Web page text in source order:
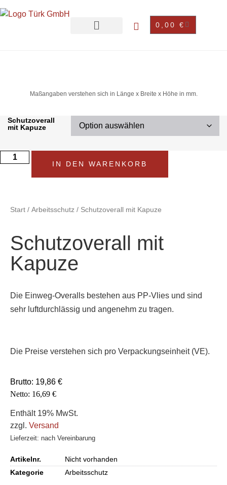
0,00 €
Maßangaben verstehen sich in Länge x Breite x Höhe in mm.
Schutzoverall
mit Kapuze
IN DEN WARENKORB
Start / Arbeitsschutz / Schutzoverall mit Kapuze
Schutzoverall mit
Kapuze
Die Einweg-Overalls bestehen aus PP-Vlies und sind
sehr luftdurchlässig und angenehm zu tragen.
Die Preise verstehen sich pro Verpackungseinheit (VE).
Brutto: 19,86 €
Netto: 16,69 €
Enthält 19% MwSt.
zzgl. Versand
Lieferzeit: nach Vereinbarung
Artikelnr.
Nicht vorhanden
Kategorie
Arbeitsschutz